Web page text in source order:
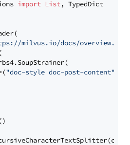
import List, TypedDict
milvus.io/docs/overview.md"
(
"doc-style doc-post-content"